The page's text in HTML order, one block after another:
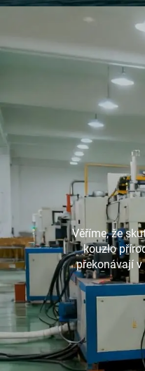
Věříme, že
kouzlo
překonávají